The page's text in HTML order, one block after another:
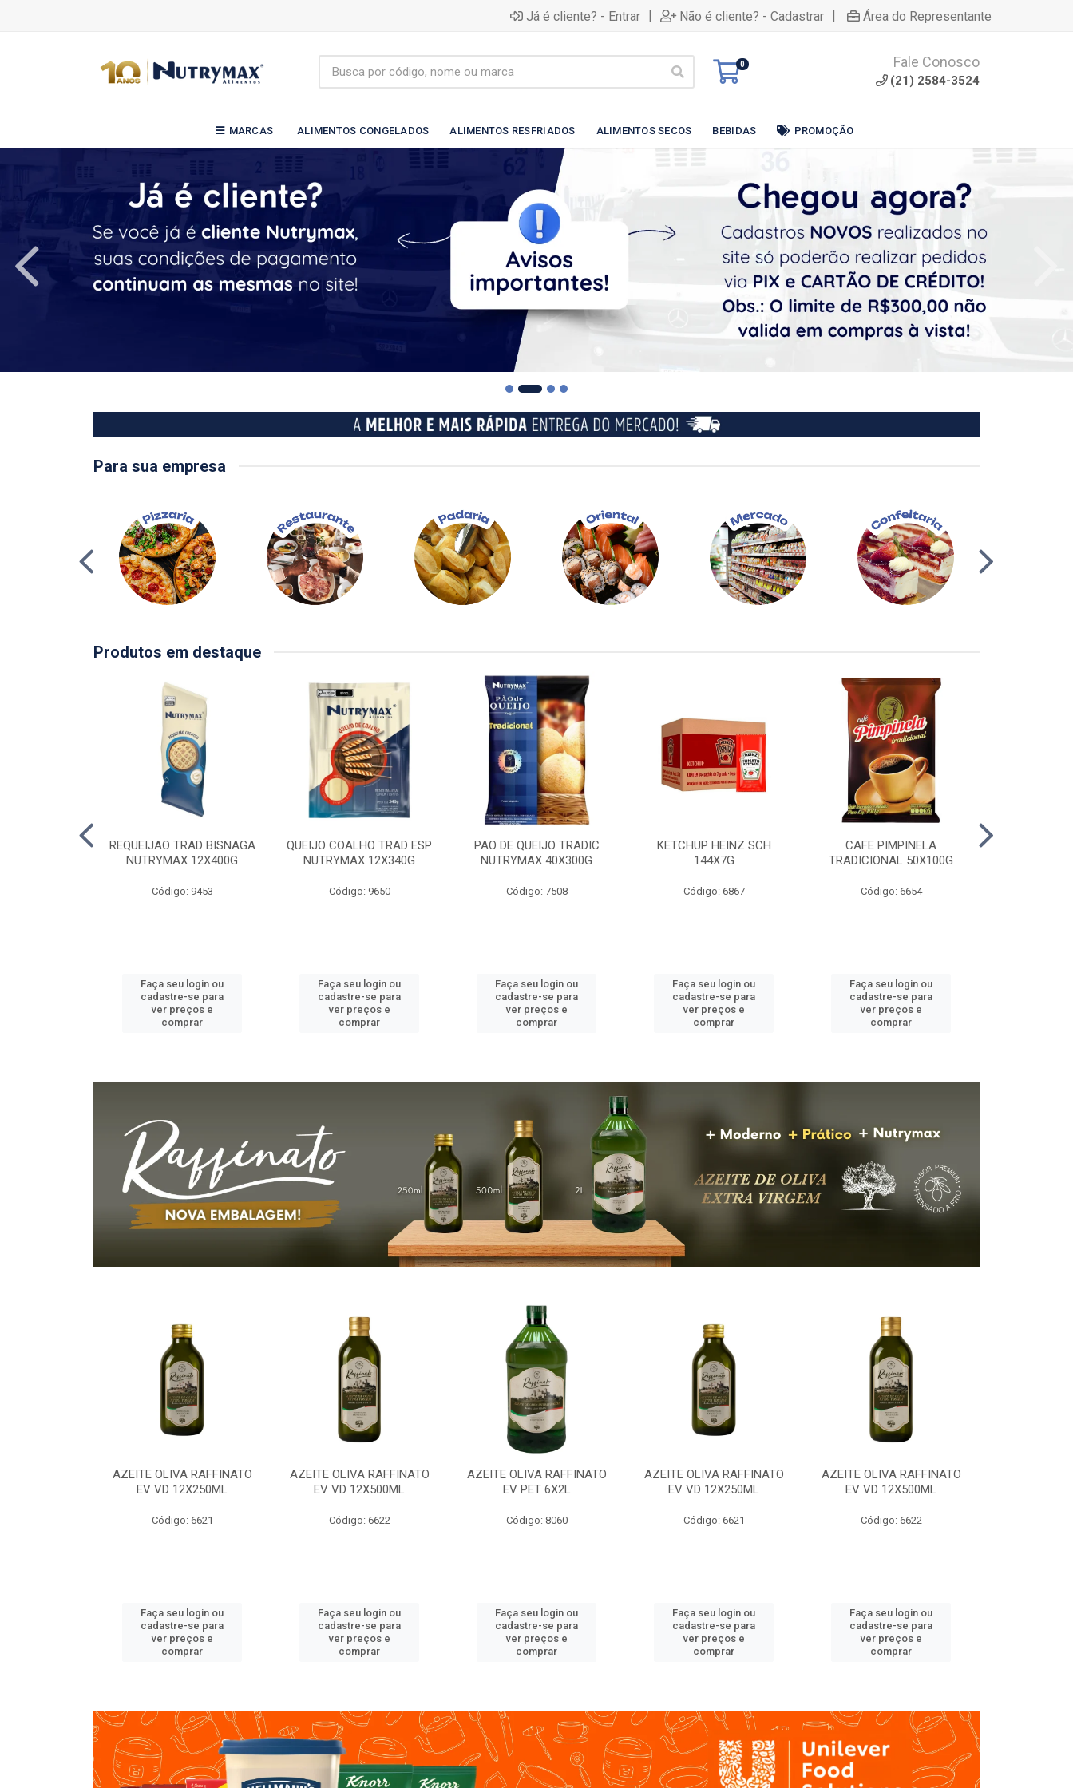
Já é cliente? - Entrar | Não é cliente? - Cadastrar | Área do Representante
0 Fale Conosco
(21) 2584-3524
MARCAS ALIMENTOS CONGELADOS ALIMENTOS RESFRIADOS ALIMENTOS SECOS BEBIDAS PROMOÇÃO
Para sua empresa
Produtos em destaque
REQUEIJAO TRAD BISNAGA
NUTRYMAX 12X400G
Código: 9453
Faça seu login ou
cadastre-se para
ver preços e
comprar
QUEIJO COALHO TRAD ESP
NUTRYMAX 12X340G
Código: 9650
Faça seu login ou
cadastre-se para
ver preços e
comprar
PAO DE QUEIJO TRADIC
NUTRYMAX 40X300G
Código: 7508
Faça seu login ou
cadastre-se para
ver preços e
comprar
KETCHUP HEINZ SCH
144X7G
Código: 6867
Faça seu login ou
cadastre-se para
ver preços e
comprar
CAFE PIMPINELA
TRADICIONAL 50X100G
Código: 6654
Faça seu login ou
cadastre-se para
ver preços e
comprar
AZEITE OLIVA RAFFINATO
EV VD 12X250ML
Código: 6621
Faça seu login ou
cadastre-se para
ver preços e
comprar
AZEITE OLIVA RAFFINATO
EV VD 12X500ML
Código: 6622
Faça seu login ou
cadastre-se para
ver preços e
comprar
AZEITE OLIVA RAFFINATO
EV PET 6X2L
Código: 8060
Faça seu login ou
cadastre-se para
ver preços e
comprar
AZEITE OLIVA RAFFINATO
EV VD 12X250ML
Código: 6621
Faça seu login ou
cadastre-se para
ver preços e
comprar
AZEITE OLIVA RAFFINATO
EV VD 12X500ML
Código: 6622
Faça seu login ou
cadastre-se para
ver preços e
comprar